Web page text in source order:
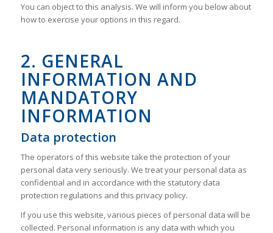
You can object to this analysis. We will inform you below about
how to exercise your options in this regard.
2. GENERAL
INFORMATION AND
MANDATORY
INFORMATION
Data protection
The operators of this website take the protection of your
personal data very seriously. We treat your personal data as
confidential and in accordance with the statutory data
protection regulations and this privacy policy.
If you use this website, various pieces of personal data will be
collected. Personal information is any data with which you